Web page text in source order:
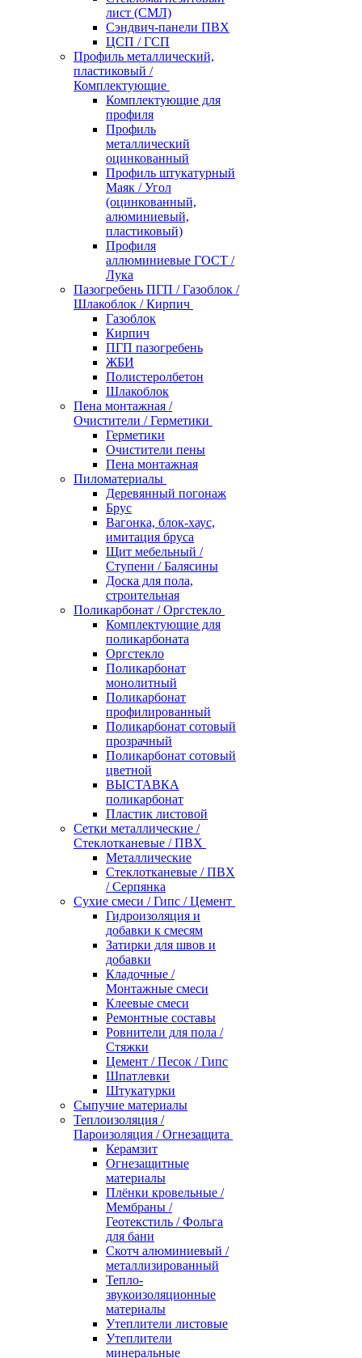
лист (СМЛ)
Сэндвич-панели ПВХ
ЦСП / ГСП
Профиль металлический,
пластиковый /
Комплектующие
Комплектующие для
профиля
Профиль
металлический
оцинкованный
Профиль штукатурный
Маяк / Угол
(оцинкованный,
алюминиевый,
пластиковый)
Профиля
аллюминиевые ГОСТ /
Лука
Пазогребень ПГП / Газоблок /
Шлакоблок / Кирпич
Газоблок
Кирпич
ПГП пазогребень
ЖБИ
Полистеролбетон
Шлакоблок
Пена монтажная /
Очистители / Герметики
Герметики
Очистители пены
Пена монтажная
Пиломатериалы
Деревянный погонаж
Брус
Вагонка, блок-хаус,
имитация бруса
Щит мебельный /
Ступени / Балясины
Доска для пола,
строительная
Поликарбонат / Оргстекло
Комплектующие для
поликарбоната
Оргстекло
Поликарбонат
монолитный
Поликарбонат
профилированный
Поликарбонат сотовый
прозрачный
Поликарбонат сотовый
цветной
ВЫСТАВКА
поликарбонат
Пластик листовой
Сетки металлические /
Стеклотканевые / ПВХ
Металлические
Стеклотканевые / ПВХ
/ Серпянка
Сухие смеси / Гипс / Цемент
Гидроизоляция и
добавки к смесям
Затирки для швов и
добавки
Кладочные /
Монтажные смеси
Клеевые смеси
Ремонтные составы
Ровнители для пола /
Стяжки
Цемент / Песок / Гипс
Шпатлевки
Штукатурки
Сыпучие материалы
Теплоизоляция /
Пароизоляция / Огнезащита
Керамзит
Огнезащитные
материалы
Плёнки кровельные /
Мембраны /
Геотекстиль / Фольга
для бани
Скотч алюминиевый /
металлизированный
Тепло-
звукоизоляционные
материалы
Утеплители листовые
Утеплители
минеральные